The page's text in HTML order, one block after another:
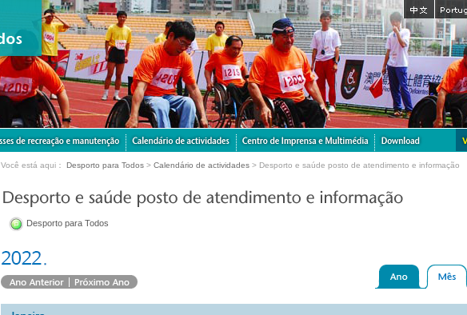
Você está aqui： Desporto para Todos > Calendário de actividades > Desporto e saúde posto de atendimento e informação
Desporto para Todos